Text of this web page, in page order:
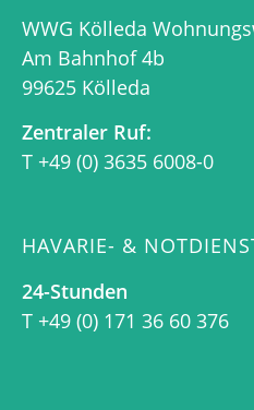
WWG Kölleda
Am Bahnhof 4b
99625 Kölleda
Zentraler Ruf:
T +49 (0) 3635 6008-0
HAVARIE- &
24-Stunden
T +49 (0) 171 36 60 376